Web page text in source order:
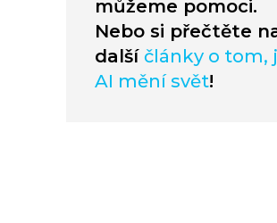
můžeme pomoci.
Nebo si přečtěte
další články o tom,
AI mění svět!